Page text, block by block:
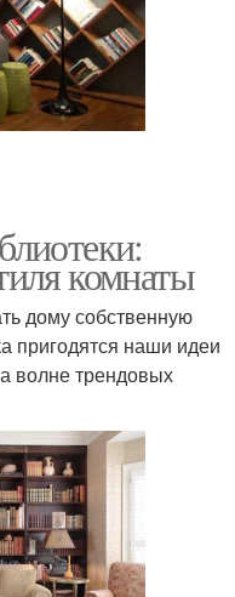
комнаты
дому собственную
пригодятся наши идеи
волне трендовых